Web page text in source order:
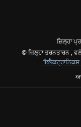
ਜ਼ਿਲ੍ਹਾ
© ਜ਼ਿਲ੍ਹਾ ਤਰਨਤਾਰਨ ,
ਇਲੈਕਟ੍ਰਾਨਿਕਸ